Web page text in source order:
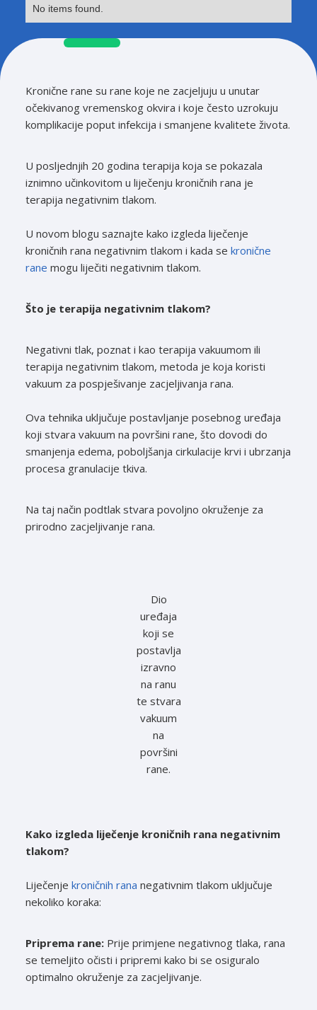
No items found.
Kronične rane su rane koje ne zacjeljuju u unutar
očekivanog vremenskog okvira i koje često uzrokuju
komplikacije poput infekcija i smanjene kvalitete života.
U posljednjih 20 godina terapija koja se pokazala
iznimno učinkovitom u liječenju kroničnih rana je
terapija negativnim tlakom.
U novom blogu saznajte kako izgleda liječenje
kroničnih rana negativnim tlakom i kada se kronične
rane mogu liječiti negativnim tlakom.
Što je terapija negativnim tlakom?
Negativni tlak, poznat i kao terapija vakuumom ili
terapija negativnim tlakom, metoda je koja koristi
vakuum za pospješivanje zacjeljivanja rana.
Ova tehnika uključuje postavljanje posebnog uređaja
koji stvara vakuum na površini rane, što dovodi do
smanjenja edema, poboljšanja cirkulacije krvi i ubrzanja
procesa granulacije tkiva.
Na taj način podtlak stvara povoljno okruženje za
prirodno zacjeljivanje rana.
Dio
uređaja
koji se
postavlja
izravno
na ranu
te stvara
vakuum
na
površini
rane.
Kako izgleda liječenje kroničnih rana negativnim
tlakom?
Liječenje kroničnih rana negativnim tlakom uključuje
nekoliko koraka:
Priprema rane:Prije primjene negativnog tlaka, rana
se temeljito očisti i pripremi kako bi se osiguralo
optimalno okruženje za zacjeljivanje.